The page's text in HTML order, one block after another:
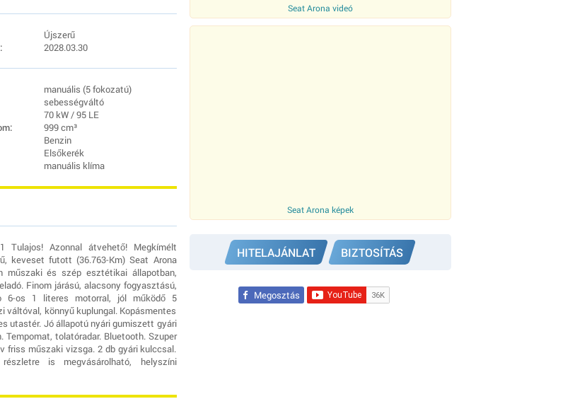
Újszerű
2028.03.30
manuális (5 fokozatú)
sebességváltó
70 kW / 95 LE
999 cm³
Benzin
Elsőkerék
manuális klíma
Tulajos! Azonnal átvehető! Megkímélt
keveset futott (36.763-Km) Seat Arona
műszaki és szép esztétikai állapotban,
Finom járású, alacsony fogyasztású,
6-os 1 literes motorral, jól működő 5
váltóval, könnyű kuplungal. Kopásmentes
utastér. Jó állapotú nyári gumiszett gyári
Tempomat, tolatóradar. Bluetooth. Szuper
friss műszaki vizsga. 2 db gyári kulccsal.
is megvásárolható, helyszíni
Seat Arona videó
Seat Arona képek
HITELAJÁNLAT BIZTOSÍTÁS
Megosztás